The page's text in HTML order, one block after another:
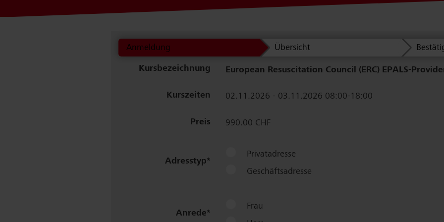
Anmeldung Übersicht
Kurs­bezeichnung European Resuscitation Council (ERC) EPALS-
Kurszeiten 02.11.2026 - 03.11.2026 08:00-18:00
Preis 990.00 CHF
Adresstyp
Privatadresse
Geschäftsadresse
Anrede
Frau